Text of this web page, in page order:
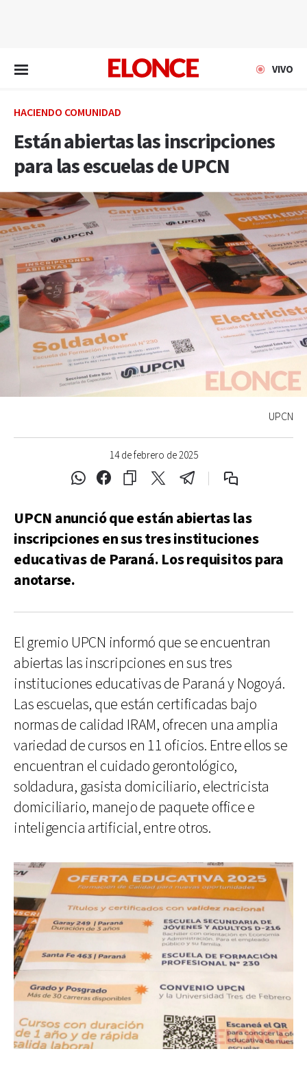
VIVO
HACIENDO COMUNIDAD
Están abiertas las inscripciones
para las escuelas de UPCN
14 de febrero de 2025
UPCN
UPCN anunció que están abiertas las
inscripciones en sus tres instituciones
educativas de Paraná. Los requisitos para
anotarse.
El gremio UPCN informó que se encuentran
abiertas las inscripciones en sus tres
instituciones educativas de Paraná y Nogoyá.
Las escuelas, que están certificadas bajo
normas de calidad IRAM, ofrecen una amplia
variedad de cursos en 11 oficios. Entre ellos se
encuentran el cuidado gerontológico,
soldadura, gasista domiciliario, electricista
domiciliario, manejo de paquete office e
inteligencia artificial, entre otros.